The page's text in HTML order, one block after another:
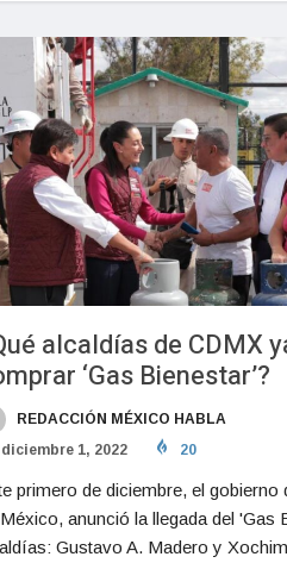
alcaldías de CDMX
‘Gas Bienestar’?
REDACCIÓN MÉXICO HABLA
diciembre 1, 2022
20
primero de diciembre, el gobierno
anunció la llegada del 'Gas
Gustavo A. Madero y